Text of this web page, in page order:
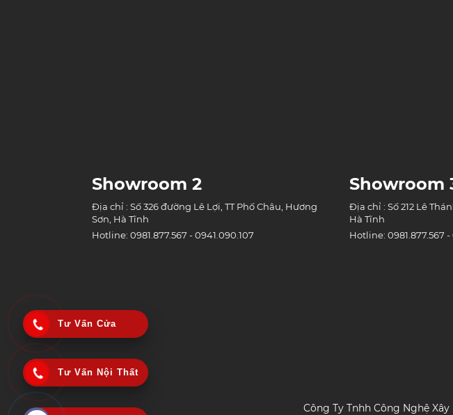
Showroom 2
Địa chỉ : Số 326 đường Lê Lợi, TT Phố Châu, Hương
Sơn, Hà Tĩnh
Hotline: 0981.877.567 - 0941.090.107
Showroom
Địa chỉ : Số 212 Lê
Hà Tĩnh
Hotline: 0981.877.567 -
Công Ty Tnhh Công Nghệ
Tư Vấn Cửa
Tư Vấn Nội Thất